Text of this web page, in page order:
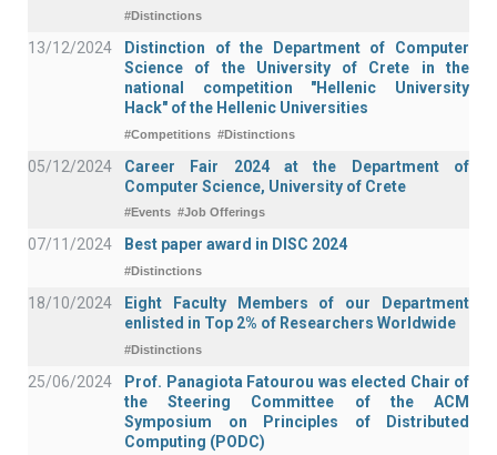
#Distinctions
13/12/2024
Distinction of the Department of Computer
Science of the University of Crete in the
national competition "Hellenic University
Hack" of the Hellenic Universities
#Competitions #Distinctions
05/12/2024
Career Fair 2024 at the Department of
Computer Science, University of Crete
#Events #Job Offerings
07/11/2024 Best paper award in DISC 2024
#Distinctions
18/10/2024
Eight Faculty Members of our Department
enlisted in Top 2% of Researchers Worldwide
#Distinctions
25/06/2024
Prof. Panagiota Fatourou was elected Chair of
the Steering Committee of the ACM
Symposium on Principles of Distributed
Computing (PODC)